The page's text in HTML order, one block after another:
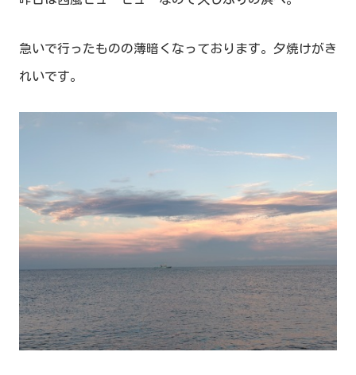
急いで行ったものの薄暗くなっております。夕焼けがき
れいです。